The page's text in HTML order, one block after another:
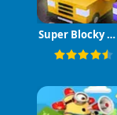
Super Blocky Race